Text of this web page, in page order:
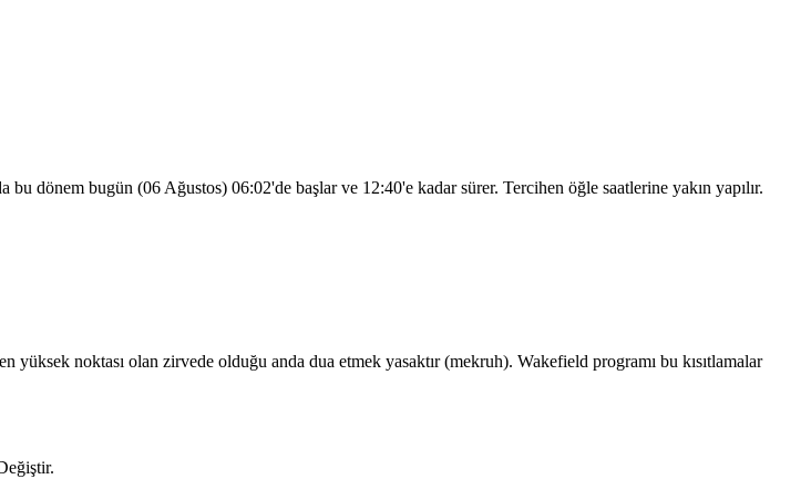
bu dönem bugün (06 Ağustos) 06:02'de başlar ve 12:40'e kadar sürer. Tercihen öğle saatlerine yakın yapılır.
noktası olan zirvede olduğu anda dua etmek yasaktır (mekruh). Wakefield programı bu kısıtlamalar
.